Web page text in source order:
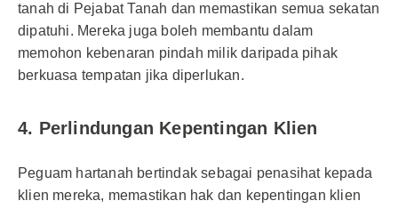
tanah di Pejabat Tanah dan memastikan semua sekatan
dipatuhi. Mereka juga boleh membantu dalam
memohon kebenaran pindah milik daripada pihak
berkuasa tempatan jika diperlukan.
4. Perlindungan Kepentingan Klien
Peguam hartanah bertindak sebagai penasihat kepada
klien mereka, memastikan hak dan kepentingan klien